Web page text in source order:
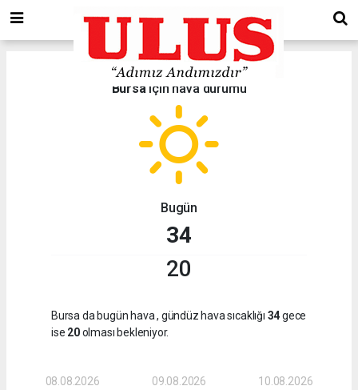
Bursa için hava durumu
Bugün
34
20
Bursa da bugün hava, gündüz hava sıcaklığı 34gece
ise 20olması bekleniyor.
08.08.2026 09.08.2026 10.08.2026